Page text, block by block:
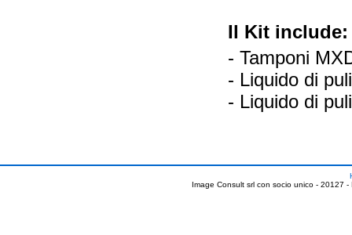
Il Kit include:
- Tamponi
- Liquido di
- Liquido di
Image Consult srl con socio unico - 20127